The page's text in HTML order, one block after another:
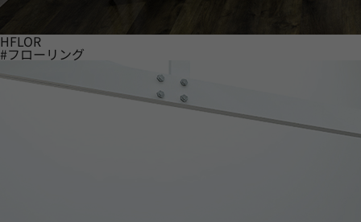
HFLOR
#フローリング